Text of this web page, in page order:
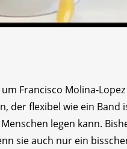
um Francisco Molina-
der flexibel wie ein Band
legen kann.
sie auch nur ein